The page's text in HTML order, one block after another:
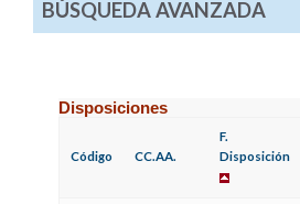
BÚSQUEDA AVANZADA
Disposiciones
Código CC.AA.
F.
Disposición